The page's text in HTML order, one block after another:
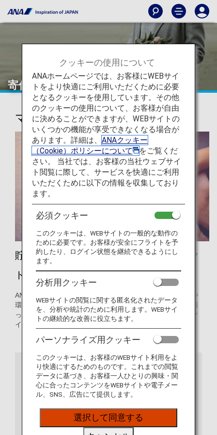
寄付・支援
マイルを使って、世界へ貢献
貯まったマイルで、さまざまなプロジェク
トに貢献できます。
ANAマイレージクラブの会員として、世界中の人道的活動や
環境保護活動を支援するためにマイルを寄付することで、困
っている人々を支援できます。団体を選ぶと、寄付されたマ
イルに相当する金額が必要な団体に送られます。
ご注意
「マイルを寄付する」より先の画面は日本語・英語
お申し込み完了後、マイルは即時に減算されます。
お申し込み後のマイル数変更やマイル口座へのお戻
クッキーの使用について
ANAホームページでは、お客様にWEBサイ
トをより快適にご利用いただくために必要
となるクッキーを使用しています。その他
のクッキーの使用について、お客様が自由
に決めることができますが、WEBサイトの
いくつかの機能が享受できなくなる場合が
あります。詳細は、 ANAクッキー
（Cookie）ポリシーについて
をご覧くだ
さい。 当社では、お客様の当社ウェブサイ
ト閲覧に際して、サービスを快適にご利用
いただくために以下の情報を収集しており
ます。
必須クッキー
このクッキーは、WEBサイトの一般的な動作の
ために必要です。お客様が安全にフライトを予
約したり、ログイン状態を継続できるようにし
ます。
分析用クッキー
WEBサイトの閲覧に関する匿名化されたデータ
を、分析や統計のために利用します。WEBサイ
トの継続的な改善に役立ちます。
パーソナライズ用クッキー
このクッキーは、お客様のWEBサイト利用をよ
り快適にするためのものです。これまでの閲覧
データに基づき、お客様一人ひとりの興味・関
心に合ったコンテンツをWEBサイトや電子メー
ル、SNS、広告にて提供します。
選択して同意する